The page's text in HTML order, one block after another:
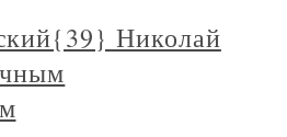
Николай